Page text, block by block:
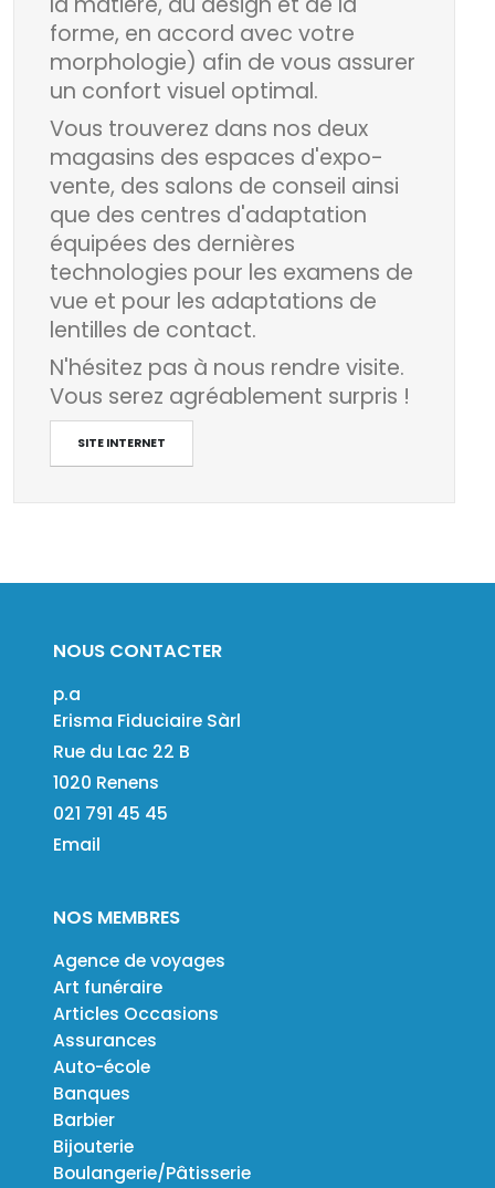
forme, en accord avec votre
morphologie) afin de vous assurer
un confort visuel optimal.
Vous trouverez dans nos deux
magasins des espaces d'expo-
vente, des salons de conseil ainsi
que des centres d'adaptation
équipées des dernières
technologies pour les examens de
vue et pour les adaptations de
lentilles de contact.
N'hésitez pas à nous rendre visite.
Vous serez agréablement surpris !
SITE INTERNET
NOUS CONTACTER
p.a
Erisma Fiduciaire Sàrl
Rue du Lac 22 B
1020 Renens
021 791 45 45
Email
NOS MEMBRES
Agence de voyages
Art funéraire
Articles Occasions
Assurances
Auto-école
Banques
Barbier
Bijouterie
Boulangerie/Pâtisserie